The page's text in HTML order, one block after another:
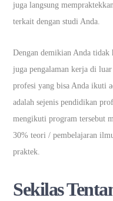
juga langsung
terkait dengan studi Anda.
Dengan demikian Anda tidak
juga pengalaman kerja di
profesi yang bisa Anda ikuti
adalah sejenis pendidikan
mengikuti program tersebut
30% teori / pembelajaran
praktek.
Sekilas